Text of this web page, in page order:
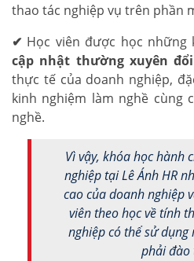
thao tác nghiệp vụ trên phần
✔ Học viên được học những
cập nhật thường xuyên
thực tế của doanh nghiệp,
kinh nghiệm làm nghề cùng
nghề.
Vì vậy, khóa học hành
nghiệp tại Lê Ánh HR
cao của doanh nghiệp
viên theo học về tính
nghiệp có thể sử
phải đào